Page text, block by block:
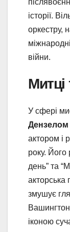
історії.
оркестру,
війни.
Митці
У сфері
актором і
року. Його
день” та
акторська
змушує
Вашингтон
іконою